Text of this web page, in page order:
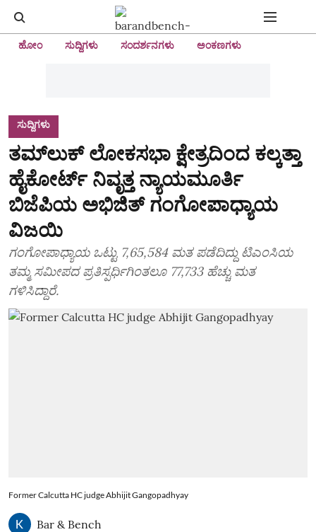
ಹೋಂ ಸುದ್ದಿಗಳು ಸಂದರ್ಶನಗಳು ಅಂಕಣಗಳು
ಸುದ್ದಿಗಳು
ತಮ್‌ಲುಕ್‌ ಲೋಕಸಭಾ ಕ್ಷೇತ್ರದಿಂದ ಕಲ್ಕತ್ತಾ
ಹೈಕೋರ್ಟ್ ನಿವೃತ್ತ ನ್ಯಾಯಮೂರ್ತಿ
ಬಿಜೆಪಿಯ ಅಭಿಜಿತ್ ಗಂಗೋಪಾಧ್ಯಾಯ
ವಿಜಯಿ
ಗಂಗೋಪಾಧ್ಯಾಯ ಒಟ್ಟು 7,65,584 ಮತ ಪಡೆದಿದ್ದು ಟಿಎಂಸಿಯ
ತಮ್ಮ ಸಮೀಪದ ಪ್ರತಿಸ್ಪರ್ಧಿಗಿಂತಲೂ 77,733 ಹೆಚ್ಚು ಮತ
ಗಳಿಸಿದ್ದಾರೆ.
Former Calcutta HC judge Abhijit Gangopadhyay
Bar & Bench